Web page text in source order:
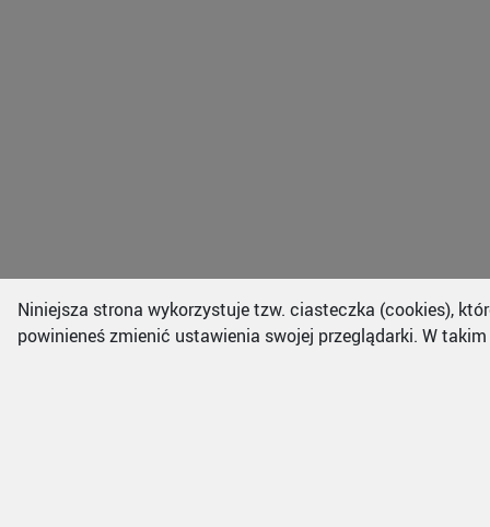
Niniejsza strona wykorzystuje tzw. ciasteczka (cookies),
powinieneś zmienić ustawienia swojej przeglądarki. W